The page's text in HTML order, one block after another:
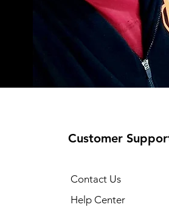
Customer
Contact Us
Help Center